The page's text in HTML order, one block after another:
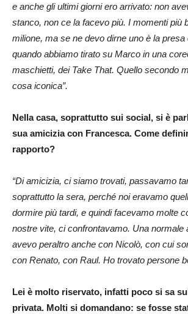
e anche gli ultimi giorni ero arrivato: non
stanco, non ce la facevo più. I momenti più
milione, ma se ne devo dirne uno è la
quando abbiamo tirato su Marco in una
maschietti, dei Take That. Quello secondo
cosa iconica”.
Nella casa, soprattutto sui social, si è
sua amicizia con Francesca. Come
rapporto?
“Di amicizia, ci siamo trovati, passavamo
soprattutto la sera, perché noi eravamo
dormire più tardi, e quindi facevamo molte
nostre vite, ci confrontavamo. Una normale
avevo peraltro anche con Nicolò, con cui
con Renato, con Raul. Ho trovato persone
Lei è molto riservato, infatti poco si sa
privata. Molti si domandano: se fosse